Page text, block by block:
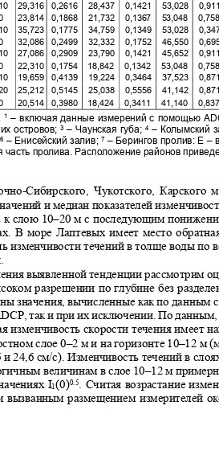
29,316
0,2616 28,437 0,1421 53,028
23,814
0,1868 21,732 0,1367 53,048
35,723
0,1775 34,759 0,1349 53,028
32,086
0,2499 32,332 0,1752 46,550
27,086
0,2909 23,790 0,1421 45,652
22,310 0,1754
18,842 0,1342 53,048
19,659
0,4139 19,224 0,3464 37,523
25,212
0,5145 25,038 0,5556 41,142
20,514 0,3980 18,424 0,3411 41,140
1– включая данные измерений с помощью
островов;3 – Чаунская губа; 4 – Колымский
6 – Енисейский залив;7 – Берингов пролив: Е –
часть пролива. Расположение районов
-Сибирского, Чукотского, Карского
и медиан показателей
к слою 10–20 м с последующим
В море Лаптевых имеет место
изменчивости течений в толще воды по
выявленной тенденции рассмотрим
разрешении по глубине без
значения, вычисленные как по данным
, так и при их исключении. По
изменчивость скорости течения имеет
слое 0–2 м и на горизонте 10–12 м
и 24,6 см/с). Изменчивость течений в
величинам в слое 10–12 м
I1(0)0.5. Считая возрастание
вызванным размещением измерителей